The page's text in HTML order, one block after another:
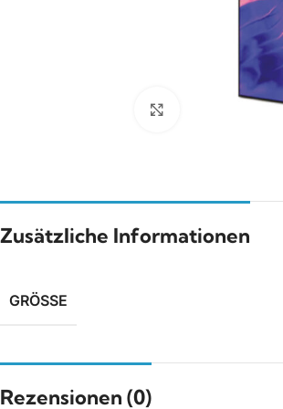
Click to enlarge
Zusätzliche Informationen
GRÖSSE
Rezensionen (0)